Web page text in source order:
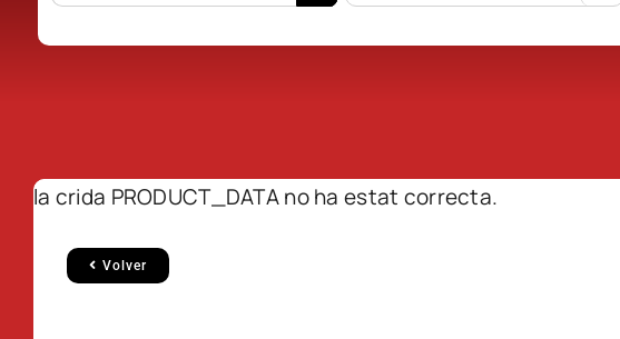
la crida PRODUCT_DATA no ha estat correcta.
Volver